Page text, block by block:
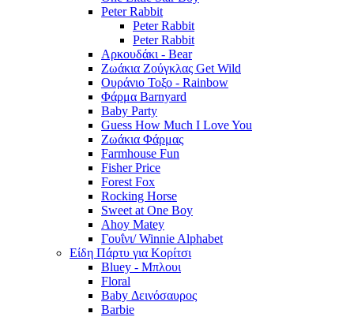
Peter Rabbit
Peter Rabbit
Peter Rabbit
Αρκουδάκι - Bear
Ζωάκια Ζούγκλας Get Wild
Ουράνιο Τοξο - Rainbow
Φάρμα Barnyard
Baby Party
Guess How Much I Love You
Ζωάκια Φάρμας
Farmhouse Fun
Fisher Price
Forest Fox
Rocking Horse
Sweet at One Boy
Ahoy Matey
Γουΐνι/ Winnie Alphabet
Είδη Πάρτυ για Κορίτσι
Bluey - Μπλουι
Floral
Baby Δεινόσαυρος
Barbie